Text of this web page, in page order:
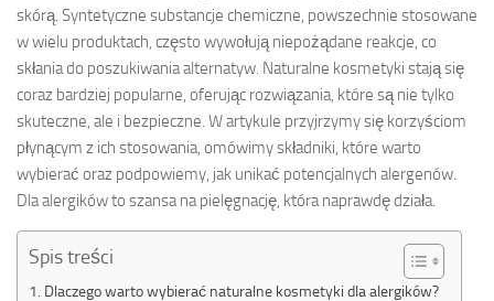
skórą. Syntetyczne substancje chemiczne, powszechnie stosowane
w wielu produktach, często wywołują niepożądane reakcje, co
skłania do poszukiwania alternatyw. Naturalne kosmetyki stają się
coraz bardziej popularne, oferując rozwiązania, które są nie tylko
skuteczne, ale i bezpieczne. W artykule przyjrzymy się korzyściom
płynącym z ich stosowania, omówimy składniki, które warto
wybierać oraz podpowiemy, jak unikać potencjalnych alergenów.
Dla alergików to szansa na pielęgnację, która naprawdę działa.
Spis treści
Dlaczego warto wybierać naturalne kosmetyki dla alergików?